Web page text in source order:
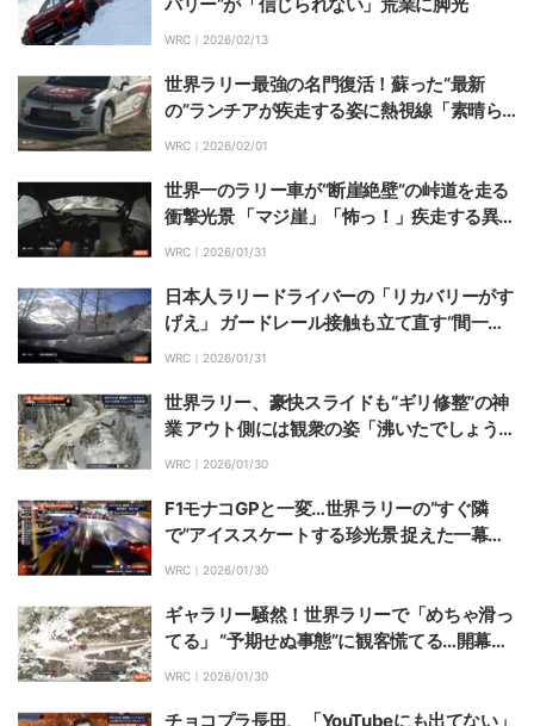
WRC｜ 2026/02/13
世界ラリー最強の名門復活！蘇った“最新
の”ランチアが疾走する姿に熱視線「素晴ら
しいポテンシャル」
WRC｜ 2026/02/01
世界一のラリー車が“断崖絶壁”の峠道を走る
衝撃光景 「マジ崖」「怖っ！」疾走する異次
元の姿が話題
WRC｜ 2026/01/31
日本人ラリードライバーの「リカバリーがす
げえ」 ガードレール接触も立て直す“間一髪
の凄技”に反響
WRC｜ 2026/01/31
世界ラリー、豪快スライドも“ギリ修整”の神
業 アウト側には観衆の姿「沸いたでしょう
ね」最高の見せ場に「完璧やん！」
WRC｜ 2026/01/30
F1モナコGPと一変…世界ラリーの“すぐ隣
で”アイススケートする珍光景 捉えた一幕に
反響「本当だ」「あったね」
WRC｜ 2026/01/30
ギャラリー騒然！世界ラリーで「めちゃ滑っ
てる」 “予期せぬ事態”に観客慌てる…開幕戦
で捉えたあわやの一幕
WRC｜ 2026/01/30
チョコプラ長田、「YouTubeにも出てない」